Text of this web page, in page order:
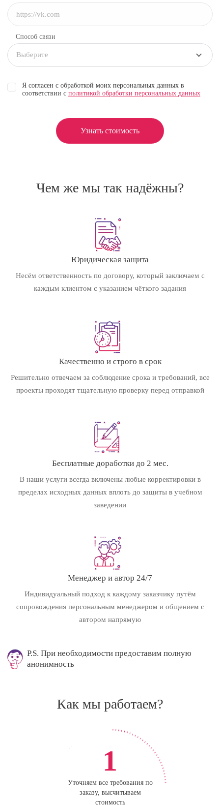
Способ связи
Выберите
Я согласен с обработкой моих персональных данных в
соответствии с политикой обработки персональных данных
Узнать стоимость
Чем же мы так надёжны?
Юридическая защита
Несём ответственность по договору, который заключаем с
каждым клиентом с указанием чёткого задания
Качественно и строго в срок
Решительно отвечаем за соблюдение срока и требований, все
проекты проходят тщательную проверку перед отправкой
Бесплатные доработки до 2 мес.
В наши услуги всегда включены любые корректировки в
пределах исходных данных вплоть до защиты в учебном
заведении
Менеджер и автор 24/7
Индивидуальный подход к каждому заказчику путём
сопровождения персональным менеджером и общением с
автором напрямую
P.S. При необходимости предоставим полную
анонимность
Как мы работаем?
1
Уточняем все требования по
заказу, высчитываем
стоимость